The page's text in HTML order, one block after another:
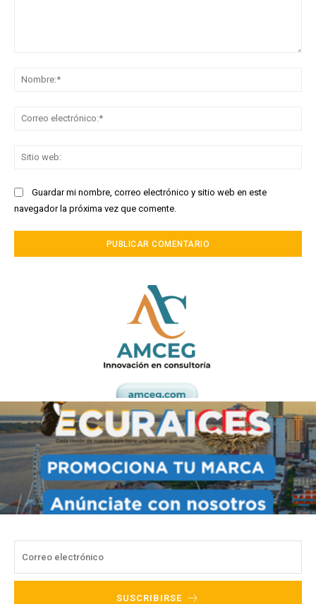
Guardar mi nombre, correo electrónico y sitio web en este
navegador la próxima vez que comente.
SUSCRIBIRSE